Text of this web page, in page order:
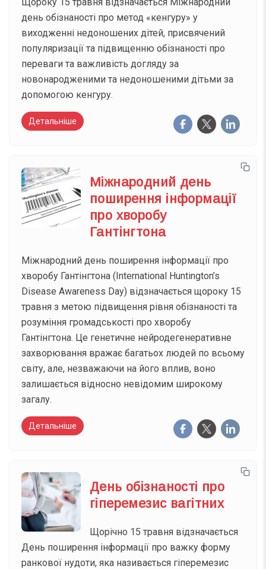
Щороку 15 травня відзначається Міжнародний
день обізнаності про метод «кенгуру» у
виходженні недоношених дітей, присвячений
популяризації та підвищенню обізнаності про
переваги та важливість догляду за
новонародженими та недоношеними дітьми за
допомогою кенгуру.
Детальніше
Міжнародний день
поширення інформації
про хворобу
Гантінгтона
Міжнародний день поширення інформації про
хворобу Гантінгтона (International Huntington’s
Disease Awareness Day) відзначається щороку 15
травня з метою підвищення рівня обізнаності та
розуміння громадськості про хворобу
Гантінгтона. Це генетичне нейродегенеративне
захворювання вражає багатьох людей по всьому
світу, але, незважаючи на його вплив, воно
залишається відносно невідомим широкому
загалу.
Детальніше
День обізнаності про
гіперемезис вагітних
Щорічно 15 травня відзначається
День поширення інформації про важку форму
ранкової нудоти, яка називається гіперемезис